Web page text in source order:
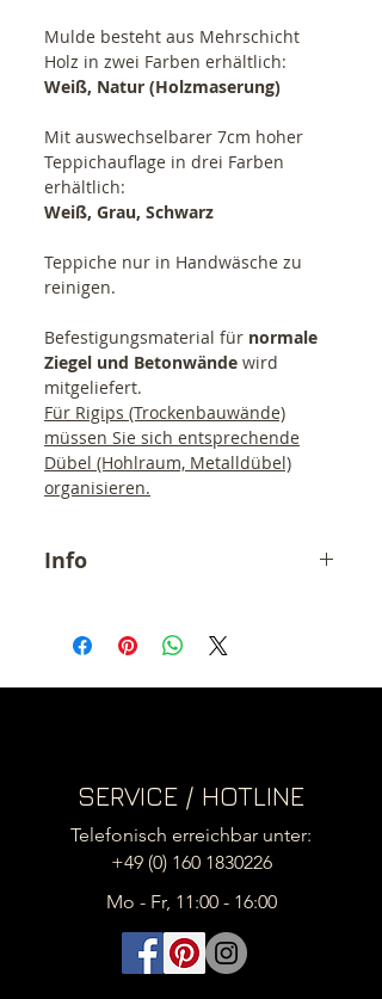
Mulde besteht aus Mehrschicht
Holz in zwei Farben erhältlich:
Weiß, Natur (Holzmaserung)
Mit auswechselbarer 7cm hoher
Teppichauflage in drei Farben
erhältlich:
Weiß, Grau, Schwarz
Teppiche nur in Handwäsche zu
reinigen.
Befestigungsmaterial für normale
Ziegel und Betonwände wird
mitgeliefert.
Für Rigips (Trockenbauwände)
müssen Sie sich entsprechende
Dübel (Hohlraum, Metalldübel)
organisieren.
Info
Endpreis inkl. 19% MwSt.
zzgl. Versandkosten (6,90- €).
SERVICE / HOTLINE
Telefonisch erreichbar unter:
+49 (0) 160 1830226
Mo - Fr, 11:00 - 16:00